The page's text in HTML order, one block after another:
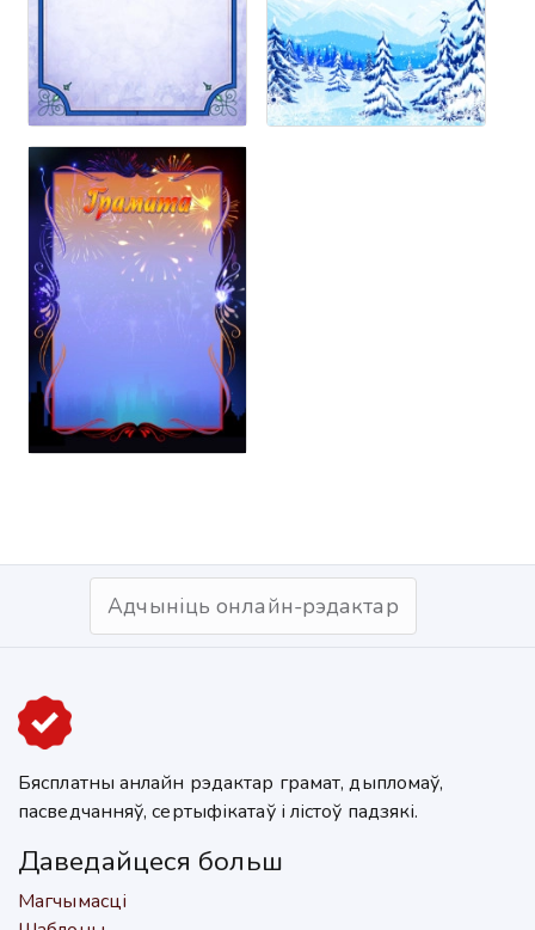
Адчыніць онлайн-рэдактар
Бясплатны анлайн рэдактар грамат, дыпломаў,
пасведчанняў, сертыфікатаў і лістоў падзякі.
Даведайцеся больш
Магчымасці